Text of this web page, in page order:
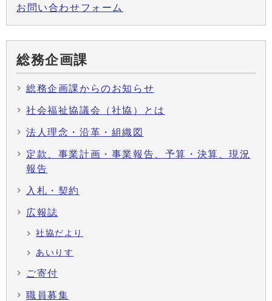
お問い合わせフォーム
総務企画課
総務企画課からのお知らせ
社会福祉協議会（社協）とは
法人理念・沿革・組織図
定款、事業計画・事業報告、予算・決算、現況
報告
入札・契約
広報誌
社協だより
あいりす
ご寄付
職員募集